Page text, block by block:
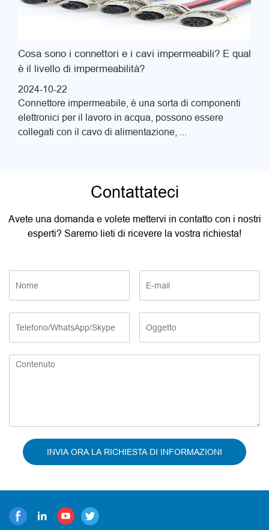
Cosa sono i connettori e i cavi impermeabili? E qual
è il livello di impermeabilità?
2024-10-22
Connettore impermeabile, è una sorta di componenti
elettronici per il lavoro in acqua, possono essere
collegati con il cavo di alimentazione, ...
Contattateci
Avete una domanda e volete mettervi in contatto con i nostri
esperti? Saremo lieti di ricevere la vostra richiesta!
INVIA ORA LA RICHIESTA DI INFORMAZIONI